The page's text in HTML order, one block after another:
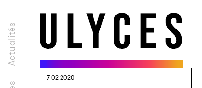
Actualités
7 02 2020